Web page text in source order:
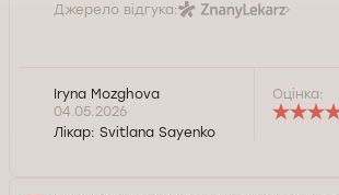
Джерело відгука:
Iryna Mozghova
04.05.2026
Лікар: Svitlana Sayenko
Оцінка: